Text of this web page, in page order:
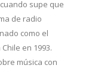
supe que
de radio
como el
en 1993.
música con